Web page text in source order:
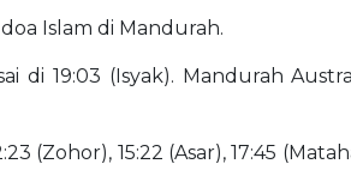
Islam di Mandurah.
di 19:03 (Isyak). Mandurah
(Zohor), 15:22 (Asar), 17:45